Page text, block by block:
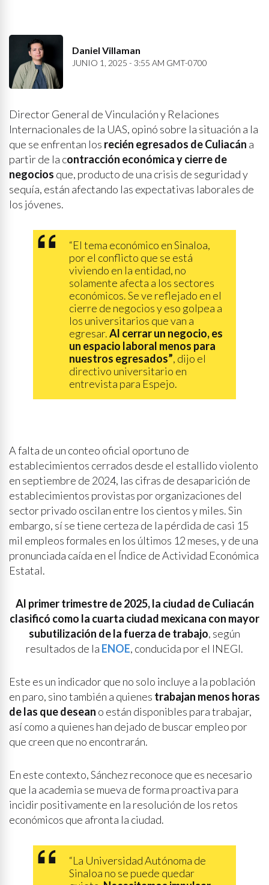
Daniel Villaman
JUNIO 1, 2025 - 3:55 AM GMT-0700
Director General de Vinculación y Relaciones
Internacionales de la UAS, opinó sobre la situación a la
que se enfrentan los recién egresados de Culiacán a
partir de la contracción económica y cierre de
negocios que, producto de una crisis de seguridad y
sequía, están afectando las expectativas laborales de
los jóvenes.
“El tema económico en Sinaloa,
por el conflicto que se está
viviendo en la entidad, no
solamente afecta a los sectores
económicos. Se ve reflejado en el
cierre de negocios y eso golpea a
los universitarios que van a
egresar.Al cerrar un negocio, es
un espacio laboral menos para
nuestros egresados”, dijo el
directivo universitario en
entrevista para Espejo.
A falta de un conteo oficial oportuno de
establecimientos cerrados desde el estallido violento
en septiembre de 2024, las cifras de desaparición de
establecimientos provistas por organizaciones del
sector privado oscilan entre los cientos y miles. Sin
embargo, sí se tiene certeza de la pérdida de casi 15
mil empleos formales en los últimos 12 meses, y de una
pronunciada caída en el Índice de Actividad Económica
Estatal.
Al primer trimestre de 2025, la ciudad de Culiacán
clasificó como la cuarta ciudad mexicana con mayor
subutilización de la fuerza de trabajo, según
resultados de la ENOE, conducida por el INEGI.
Este es un indicador que no solo incluye a la población
en paro, sino también a quienes trabajan menos horas
de las que desean o están disponibles para trabajar,
así como a quienes han dejado de buscar empleo por
que creen que no encontrarán.
En este contexto, Sánchez reconoce que es necesario
que la academia se mueva de forma proactiva para
incidir positivamente en la resolución de los retos
económicos que afronta la ciudad.
“La Universidad Autónoma de
Sinaloa no se puede quedar